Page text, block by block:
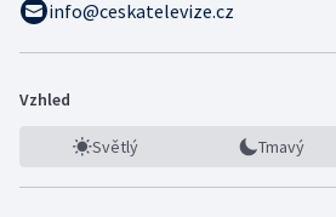
info@ceskatelevize.cz
Vzhled
Světlý Tmavý